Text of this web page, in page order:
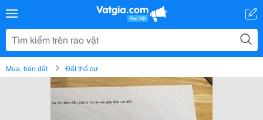
Mua, bán đất Đất thổ cư